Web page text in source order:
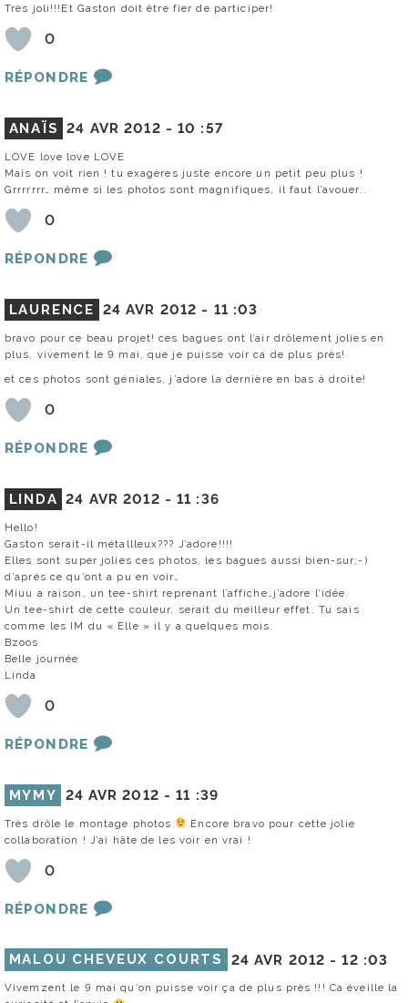
Très joli!!!Et Gaston doit être fier de participer!
0
RÉPONDRE
ANAÏS 24 AVR 2012 -10 :57
LOVE love love LOVE
Mais on voit rien ! tu exagères juste encore un petit peu plus !
Grrrrrrr… même si les photos sont magnifiques, il faut l’avouer..
0
RÉPONDRE
LAURENCE 24 AVR 2012 - 11 :03
bravo pour ce beau projet! ces bagues ont l’air drôlement jolies en
plus, vivement le 9 mai, que je puisse voir ca de plus près!
et ces photos sont géniales, j’adore la dernière en bas à droite!
0
RÉPONDRE
LINDA 24 AVR 2012 -11 :36
Hello!
Gaston serait-il métallleux??? J’adore!!!!
Elles sont super jolies ces photos, les bagues aussi bien-sur;-)
d’aprés ce qu’ont a pu en voir…
Miuu a raison, un tee-shirt reprenant l’affiche…j’adore l’idée.
Un tee-shirt de cette couleur, serait du meilleur effet. Tu sais
comme les IM du « Elle » il y a quelques mois.
Bzoos
Belle journée
Linda
0
RÉPONDRE
MYMY 24 AVR 2012 -11 :39
Très drôle le montage photos
Encore bravo pour cette jolie
collaboration ! J’ai hâte de les voir en vrai !
0
RÉPONDRE
MALOU CHEVEUX COURTS 24 AVR 2012 -12 :03
Vivemzent le 9 mai qu’on puisse voir ça de plus près !!! Ca éveille la